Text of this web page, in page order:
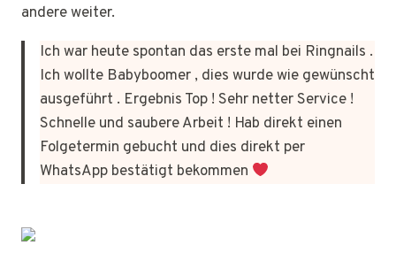
andere weiter.
Ich war heute spontan das erste mal bei Ringnails .
Ich wollte Babyboomer , dies wurde wie gewünscht
ausgeführt . Ergebnis Top ! Sehr netter Service !
Schnelle und saubere Arbeit ! Hab direkt einen
Folgetermin gebucht und dies direkt per
WhatsApp bestätigt bekommen